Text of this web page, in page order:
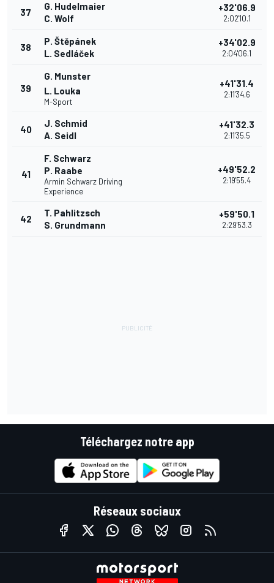
37
G. Hudelmaier
C. Wolf
+32'06.9
2:02'10.1
38
P. Štěpánek
L. Sedláček
+34'02.9
2:04'06.1
39
G. Munster
L. Louka
M-Sport
+41'31.4
2:11'34.6
40
J. Schmid
A. Seidl
+41'32.3
2:11'35.5
41
F. Schwarz
P. Raabe
Armin Schwarz Driving
Experience
+49'52.2
2:19'55.4
42
T. Pahlitzsch
S. Grundmann
+59'50.1
2:29'53.3
Téléchargez notre app
Réseaux sociaux